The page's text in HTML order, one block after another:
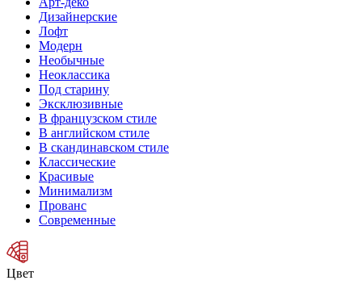
Дизайнерские
Лофт
Модерн
Необычные
Неоклассика
Под старину
Эксклюзивные
В французском стиле
В английском стиле
В скандинавском стиле
Классические
Красивые
Минимализм
Прованс
Современные
Цвет